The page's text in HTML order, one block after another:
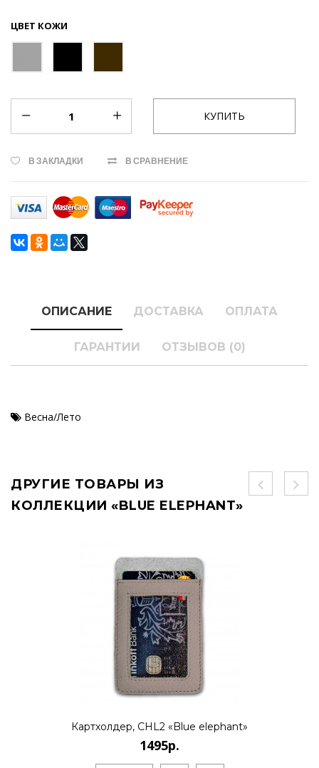
ЦВЕТ КОЖИ
В ЗАКЛАДКИ В СРАВНЕНИЕ
ОПИСАНИЕ ДОСТАВКА ОПЛАТА
ГАРАНТИИ ОТЗЫВОВ (0)
Весна/Лето
ДРУГИЕ ТОВАРЫ ИЗ
КОЛЛЕКЦИИ «BLUE ELEPHANT»
Картхолдер, CHL2 «Blue elephant»
1495р.